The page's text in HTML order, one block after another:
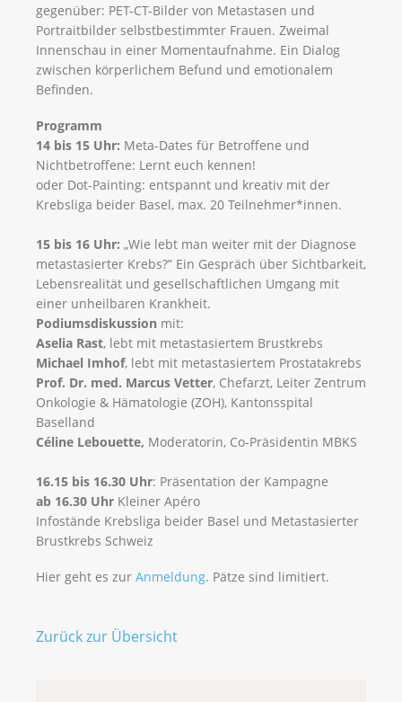
gegenüber: PET-CT-Bilder von Metastasen und
Portraitbilder selbstbestimmter Frauen. Zweimal
Innenschau in einer Momentaufnahme. Ein Dialog
zwischen körperlichem Befund und emotionalem
Befinden.
Programm
14 bis 15 Uhr: Meta-Dates für Betroffene und
Nichtbetroffene: Lernt euch kennen!
oder Dot-Painting: entspannt und kreativ mit der
Krebsliga beider Basel, max. 20 Teilnehmer*innen.
15 bis 16 Uhr: „Wie lebt man weiter mit der Diagnose
metastasierter Krebs?” Ein Gespräch über Sichtbarkeit,
Lebensrealität und gesellschaftlichen Umgang mit
einer unheilbaren Krankheit.
Podiumsdiskussion mit:
Aselia Rast, lebt mit metastasiertem Brustkrebs
Michael Imhof, lebt mit metastasiertem Prostatakrebs
Prof. Dr. med. Marcus Vetter, Chefarzt, Leiter Zentrum
Onkologie & Hämatologie (ZOH), Kantonsspital
Baselland
Céline Lebouette, Moderatorin, Co-Präsidentin MBKS
16.15 bis 16.30 Uhr: Präsentation der Kampagne
ab 16.30 Uhr Kleiner Apéro
Infostände Krebsliga beider Basel und Metastasierter
Brustkrebs Schweiz
Hier geht es zur Anmeldung. Pätze sind limitiert.
Zurück zur Übersicht